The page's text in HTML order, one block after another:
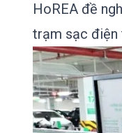
HoREA đề
trạm sạc điện